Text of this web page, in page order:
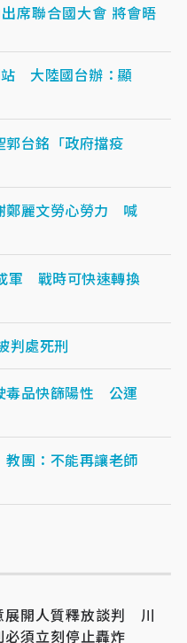
席聯合國大會 將會晤
大陸國台辦：顯
郭台銘「政府擋疫
鄭麗文勞心勞力 喊
軍 戰時可快速轉換
判處死刑
毒品快篩陽性 公運
團：不能再讓老師
展開人質釋放談判 川
必須立刻停止轟炸